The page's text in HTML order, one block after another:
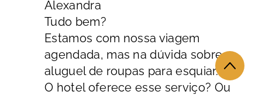
Alexandra
Tudo bem?
Estamos com nossa viagem
agendada, mas na dúvida sobre o
aluguel de roupas para esquiar.
O hotel oferece esse serviço? Ou